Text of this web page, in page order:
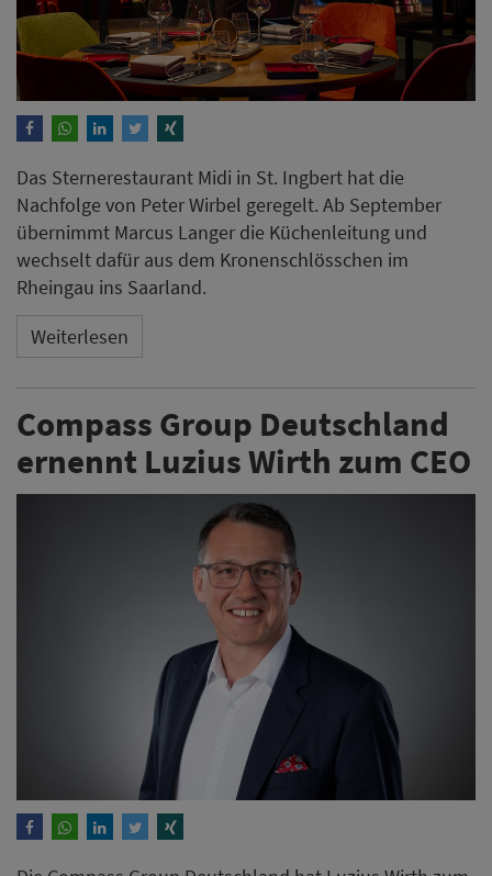
Compass Group Deutschland
ernennt Luzius Wirth zum CEO
Die Compass Group Deutschland hat Luzius Wirth zum
neuen Chief Executive Officer ernannt. Er folgt auf Andy
Marshall, der das Unternehmen als Interim-CEO
geführt hat und die Übergabe begleiten wird.
Mareke Watson übernimmt
Leitung des Bristol Berlin